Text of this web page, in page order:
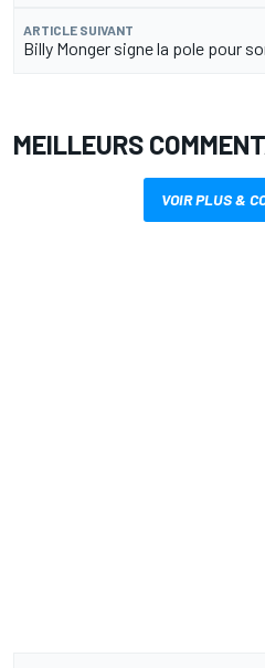
ARTICLE SUIVANT
Billy Monger signe la pole pour
MEILLEURS
VOIR PLUS &